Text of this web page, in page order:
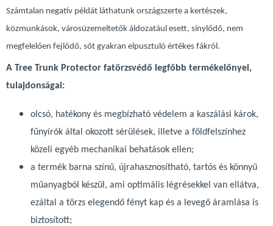
Számtalan negatív példát láthatunk országszerte a kertészek,
közmunkások, városüzemeltetők áldozatául esett, sínylődő, nem
megfelelően fejlődő, sőt gyakran elpusztuló értékes fákról.
A Tree Trunk Protector fatörzsvédő legfőbb termékelőnyei,
tulajdonságai:
olcsó, hatékony és megbízható védelem a kaszálási károk,
fűnyírók által okozott sérülések, illetve a földfelszínhez
közeli egyéb mechanikai behatások ellen;
a termék barna színű, újrahasznosítható, tartós és könnyű
műanyagból készül, ami optimális légrésekkel van ellátva,
ezáltal a törzs elegendő fényt kap és a levegő áramlása is
biztosított;